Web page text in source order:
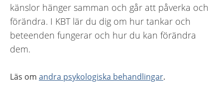
känslor hänger samman och går att påverka och
förändra. I KBT lär du dig om hur tankar och
beteenden fungerar och hur du kan förändra
dem.
Läs om andra psykologiska behandlingar.